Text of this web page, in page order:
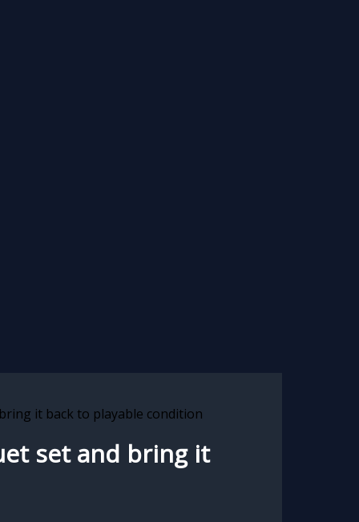
it back to playable condition
set and bring it